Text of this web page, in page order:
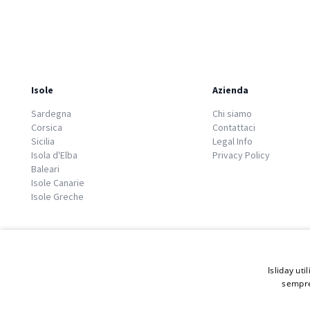
Isole
Sardegna
Corsica
Sicilia
Isola d'Elba
Baleari
Isole Canarie
Isole Greche
Azienda
Chi siamo
Contattaci
Legal Info
Privacy Policy
© 2026 Copyright GATE S.r.l - Via G. Cacciò 5 - 57034 Portoferraio -
Isliday